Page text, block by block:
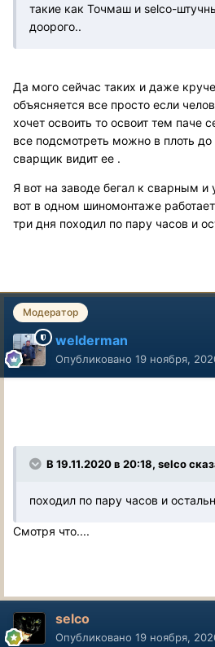
такие как Точмаш и selco-
доорого..
Да мого сейчас таких и даже
объясняется все просто если
хочет освоить то освоит тем паче
все подсмотреть можно в плоть
сварщик видит ее .
Я вот на заводе бегал к сварным и
вот в одном шиномонтаже
три дня походил по пару часов и
Модератор
welderman
Опубликовано 19 ноября,
В 19.11.2020 в 20:18, selco
походил по пару часов и
Смотря что....
selco
Опубликовано 19 ноября,